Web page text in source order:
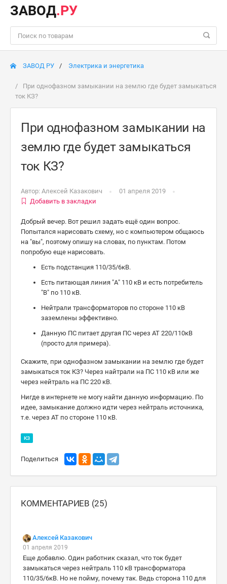
ЗАВОД.РУ
ЗАВОД РУ Электрика и энергетика
При однофазном замыкании на землю где будет замыкаться
ток КЗ?
При однофазном замыкании на
землю где будет замыкаться
ток КЗ?
Автор: Алексей Казакович
01 апреля 2019
Добавить в закладки
Добрый вечер. Вот решил задать ещё один вопрос.
Попытался нарисовать схему, но с компьютером общаюсь
на "вы", поэтому опишу на словах, по пунктам. Потом
попробую еще нарисовать.
Есть подстанция 110/35/6кВ.
Есть питающая линия "А" 110 кВ и есть потребитель
"В" по 110 кВ.
Нейтрали трансформаторов по стороне 110 кВ
заземлены эффективно.
Данную ПС питает другая ПС через АТ 220/110кВ
(просто для примера).
Скажите, при однофазном замыкании на землю где будет
замыкаться ток КЗ? Через найтрали на ПС 110 кВ или же
через нейтраль на ПС 220 кВ.
Нигде в интернете не могу найти данную информацию. По
идее, замыкание должно идти через нейтраль источника,
т.е. через АТ по стороне 110 кВ.
КЗ
Поделиться
КОММЕНТАРИЕВ (25)
Алексей Казакович
01 апреля 2019
Еще добавлю. Один работник сказал, что ток будет
замыкаться через нейтраль 110 кВ трансформатора
110/35/6кВ. Но не пойму, почему так. Ведь сторона 110 для